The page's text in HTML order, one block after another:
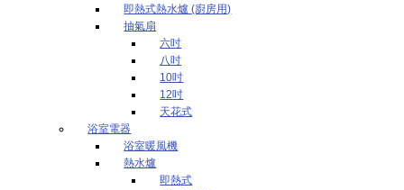
即熱式熱水爐 (廚房用)
抽氣扇
六吋
八吋
10吋
12吋
天花式
浴室電器
浴室暖風機
熱水爐
即熱式